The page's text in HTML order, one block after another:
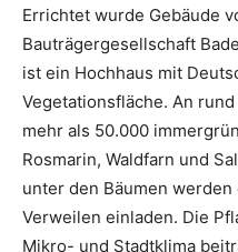
Errichtet wurde Gebäude
Bauträgergesellschaft
ist ein Hochhaus mit
Vegetationsfläche. An
mehr als 50.000
Rosmarin, Waldfarn und
unter den Bäumen
Verweilen einladen. Die
Mikro- und Stadtklima